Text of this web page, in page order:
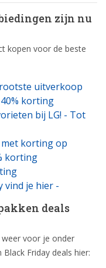
zijn nu
kopen voor de beste
uitverkoop
korting
bij LG! - Tot
met korting op
korting
vind je hier -
deals
weer voor je onder
Friday deals hier: